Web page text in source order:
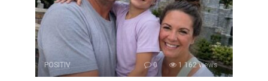
POSITIV 0 1 162 views